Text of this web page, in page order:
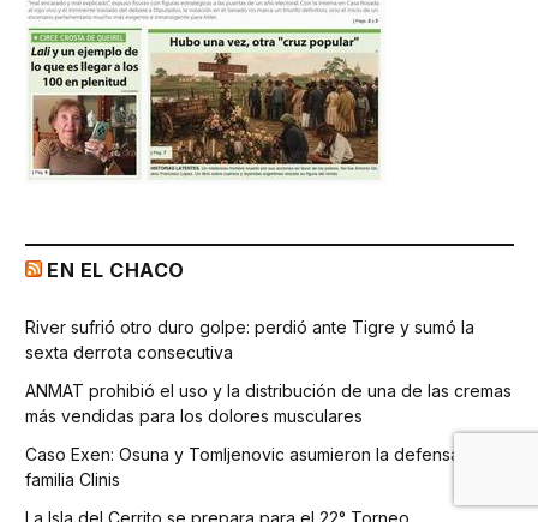
EN EL CHACO
River sufrió otro duro golpe: perdió ante Tigre y sumó la
sexta derrota consecutiva
ANMAT prohibió el uso y la distribución de una de las cremas
más vendidas para los dolores musculares
Caso Exen: Osuna y Tomljenovic asumieron la defensa de la
familia Clinis